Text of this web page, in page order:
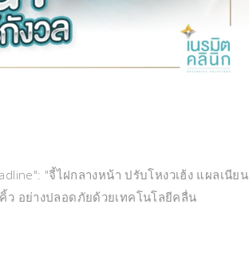
"จี้ไฝกลางหน้า ปรับโหงวเฮ้ง แผลเนียน
ว อย่างปลอดภัยด้วยเทคโนโลยีคลื่น